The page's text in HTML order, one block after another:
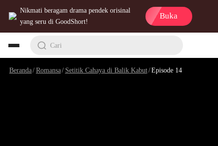
Nikmati beragam drama pendek orisinal
yang seru di GoodShort!
Buka
Cari
Beranda/Romansa/ Setitik Cahaya di Balik Kabut/Episode 14